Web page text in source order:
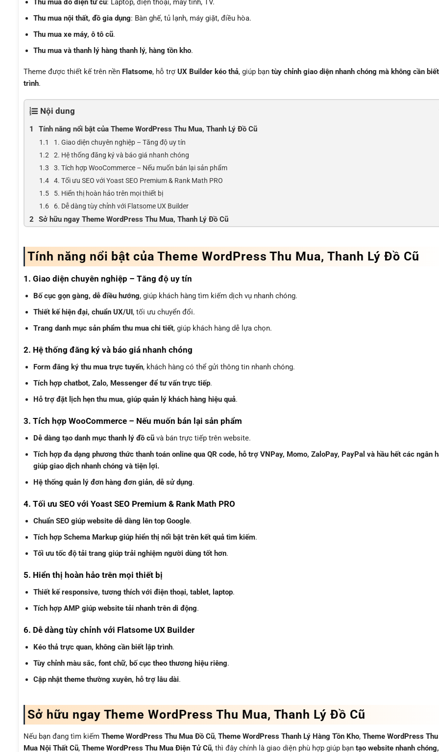
Thu mua đồ điện tử cũ: Laptop, điện thoại, máy tính, TV.
Thu mua nội thất, đồ gia dụng: Bàn ghế, tủ lạnh, máy giặt, điều hòa.
Thu mua xe máy, ô tô cũ.
Thu mua và thanh lý hàng thanh lý, hàng tồn kho.
Theme được thiết kế trên nền Flatsome, hỗ trợ UX Builder kéo thả, giúp bạn tùy chỉnh giao diện nhanh chóng mà không cần
trình.
Nội dung
Tính năng nổi bật của Theme WordPress Thu Mua, Thanh Lý Đồ Cũ
1. Giao diện chuyên nghiệp – Tăng độ uy tín
2. Hệ thống đăng ký và báo giá nhanh chóng
3. Tích hợp WooCommerce – Nếu muốn bán lại sản phẩm
4. Tối ưu SEO với Yoast SEO Premium & Rank Math PRO
5. Hiển thị hoàn hảo trên mọi thiết bị
6. Dễ dàng tùy chỉnh với Flatsome UX Builder
Sở hữu ngay Theme WordPress Thu Mua, Thanh Lý Đồ Cũ
Tính năng nổi bật của Theme WordPress Thu Mua, Thanh Lý Đồ Cũ
1. Giao diện chuyên nghiệp – Tăng độ uy tín
Bố cục gọn gàng, dễ điều hướng, giúp khách hàng tìm kiếm dịch vụ nhanh chóng.
Thiết kế hiện đại, chuẩn UX/UI, tối ưu chuyển đổi.
Trang danh mục sản phẩm thu mua chi tiết, giúp khách hàng dễ lựa chọn.
2. Hệ thống đăng ký và báo giá nhanh chóng
Form đăng ký thu mua trực tuyến, khách hàng có thể gửi thông tin nhanh chóng.
Tích hợp chatbot, Zalo, Messenger để tư vấn trực tiếp.
Hỗ trợ đặt lịch hẹn thu mua, giúp quản lý khách hàng hiệu quả.
3. Tích hợp WooCommerce – Nếu muốn bán lại sản phẩm
Dễ dàng tạo danh mục thanh lý đồ cũvà bán trực tiếp trên website.
Tích hợp đa dạng phương thức thanh toán online qua QR code, hỗ trợ VNPay, Momo, ZaloPay, PayPal và hầu hết các ngân
giúp giao dịch nhanh chóng và tiện lợi.
Hệ thống quản lý đơn hàng đơn giản, dễ sử dụng.
4. Tối ưu SEO với Yoast SEO Premium & Rank Math PRO
Chuẩn SEO giúp website dễ dàng lên top Google.
Tích hợp Schema Markup giúp hiển thị nổi bật trên kết quả tìm kiếm.
Tối ưu tốc độ tải trang giúp trải nghiệm người dùng tốt hơn.
5. Hiển thị hoàn hảo trên mọi thiết bị
Thiết kế responsive, tương thích với điện thoại, tablet, laptop.
Tích hợp AMP giúp website tải nhanh trên di động.
6. Dễ dàng tùy chỉnh với Flatsome UX Builder
Kéo thả trực quan, không cần biết lập trình.
Tùy chỉnh màu sắc, font chữ, bố cục theo thương hiệu riêng.
Cập nhật theme thường xuyên, hỗ trợ lâu dài.
Sở hữu ngay Theme WordPress Thu Mua, Thanh Lý Đồ Cũ
Nếu bạn đang tìm kiếm Theme WordPress Thu Mua Đồ Cũ, Theme WordPress Thanh Lý Hàng Tồn Kho, Theme WordPress Thu
Mua Nội Thất Cũ, Theme WordPress Thu Mua Điện Tử Cũ, thì đây chính là giao diện phù hợp giúp bạn tạo website nhanh chóng,